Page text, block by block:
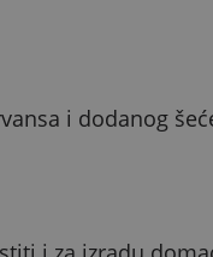
i dodanog